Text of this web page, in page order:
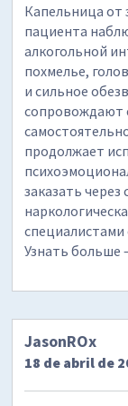
Капельница от
пациента
алкогольной
похмелье,
и сильное
сопровождают
продолжает
заказать
Узнать больше
JasonROx
18 de abril de